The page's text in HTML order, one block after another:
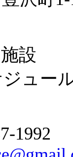
設
ュー
1992